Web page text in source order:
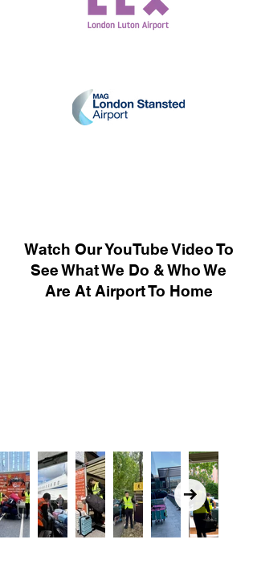
Watch Our YouTube Video To
See What We Do & Who We
Are At Airport To Home